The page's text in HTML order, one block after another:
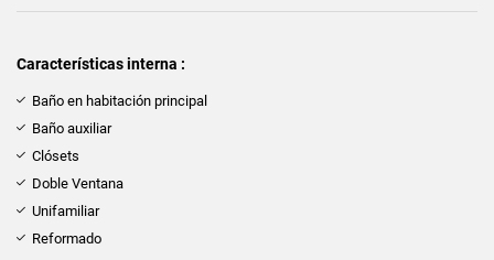
Características interna :
Baño en habitación principal
Baño auxiliar
Clósets
Doble Ventana
Unifamiliar
Reformado